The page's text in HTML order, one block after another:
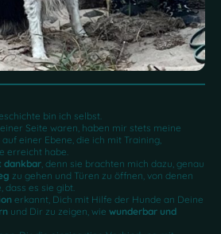
bin ich selbst.
Seite waren, haben mir stets meine
einer Ebene, die ich mit Training,
erreicht habe.
dankbar , denn sie brachten mich dazu, genau
zu gehen und Türen zu öffnen, von denen
es sie gibt.
erkannt, Dich mit Hilfe der Hunde an Deine
und Dir zu zeigen, wie wunderbar und